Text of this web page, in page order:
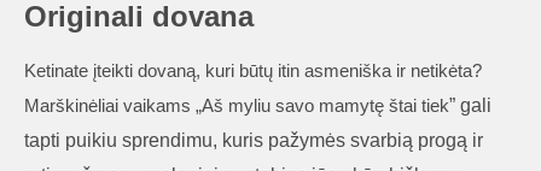
Originali dovana
Ketinate įteikti dovaną, kuri būtų itin asmeniška ir netikėta?
Marškinėliai vaikams „Aš myliu savo mamytę štai tiek” gali
tapti puikiu sprendimu, kuris pažymės svarbią progą ir